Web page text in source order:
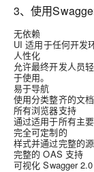
3、使用
无依赖
UI 适用于任何开发
人性化
允许最终开发人员
于使用。
易于导航
使用分类整齐的文
所有浏览器支持
通过适用于所有主
完全可定制的
样式并通过完整的
完整的 OAS 支持
可视化 Swagger